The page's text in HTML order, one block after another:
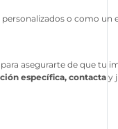
o como un
asegurarte de que tu
específica, contacta y